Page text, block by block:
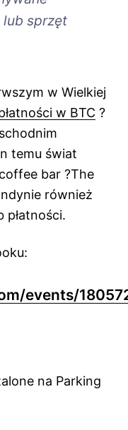
lub sprzęt
w Wielkiej
w BTC ?
temu świat
bar ?The
również
płatności.
events/
na Parking